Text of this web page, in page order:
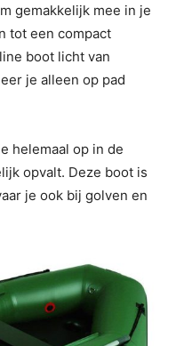
gemakkelijk mee in je
tot een compact
boot licht van
je alleen op pad
helemaal op in de
opvalt. Deze boot is
je ook bij golven en